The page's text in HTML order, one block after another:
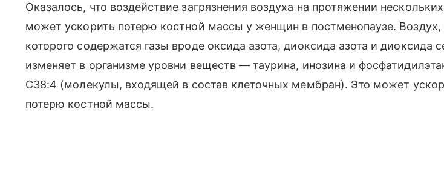
Оказалось, что воздействие загрязнения воздуха на протяжении
может ускорить потерю костной массы у женщин в постменопаузе. Воздух,
которого содержатся газы вроде оксида азота, диоксида азота и диоксида
изменяет в организме уровни веществ — таурина, инозина и
C38:4 (молекулы, входящей в состав клеточных мембран). Это может
потерю костной массы.